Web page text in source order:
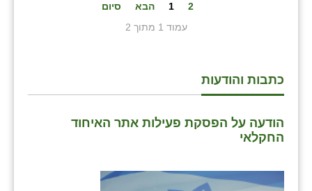
1 2 הבא
סיום
עמוד 1 מתוך 2
כתבות והודעות
הודעה על הפסקת פעילות אתר האיחוד
החקלאי